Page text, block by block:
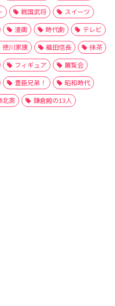
戦国武将
スイーツ
漫画 時代劇
テレビ
徳川家康 織田信長
抹茶
フィギュア
展覧会
豊臣兄弟！
昭和時代
北斎 鎌倉殿の13人